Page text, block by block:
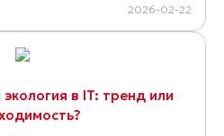
2026-02-22
в IT: тренд или